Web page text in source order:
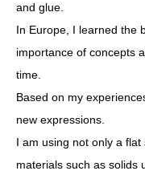
and glue.
In Europe, I learned the
importance of concepts
time.
Based on my
new expressions.
I am using not only a
materials such as solids